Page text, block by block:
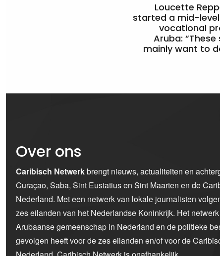
Loucette
started a mid-
vocational
Aruba:
mainly want to
Over ons
Caribisch Netwerkbrengt nieuws, actualiteiten en
Curaçao, Saba, Sint Eustatius en Sint Maarten en de
Nederland. Met een netwerk van lokale journalisten
zes eilanden van het Nederlandse Koninkrijk. Het
Arubaanse gemeenschap in Nederland en de politieke
gevolgen heeft voor de zes eilanden en/of voor de